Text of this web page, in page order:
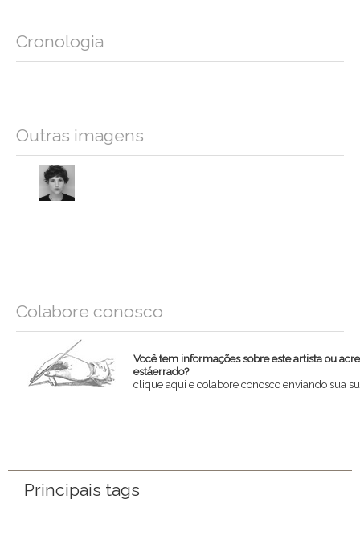
Cronologia
Outras imagens
Colabore conosco
Você tem informações sobre este artista ou
estáerrado?
clique aqui e colabore conosco enviando sua
Principais tags